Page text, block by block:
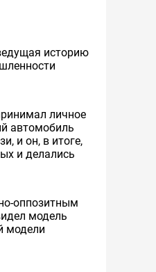
историю
личное
автомобиль
и он, в итоге,
и делались
оппозитным
модель
модели